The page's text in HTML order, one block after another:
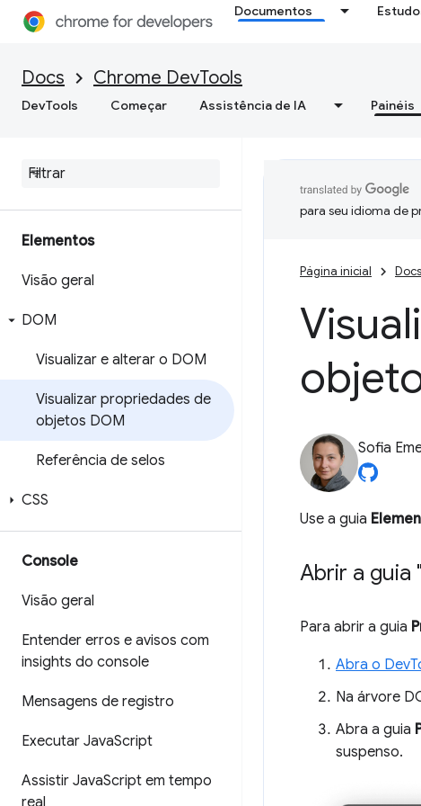
Documentos
Docs Chrome DevTools
DevTools Começar Assistência de IA Painéis
Elementos
Visão geral
DOM
Visualizar e alterar o DOM
Visualizar propriedades de
objetos DOM
Referência de selos
CSS
Console
Visão geral
Entender erros e avisos com
insights do console
Mensagens de registro
Executar JavaScript
Assistir JavaScript em tempo
real
para seu idioma de
Página inicial Docs
Sofia
Use a guia
Abrir a guia
Para abrir a guia
Abra o
Na árvore
Abra a guia
suspenso.